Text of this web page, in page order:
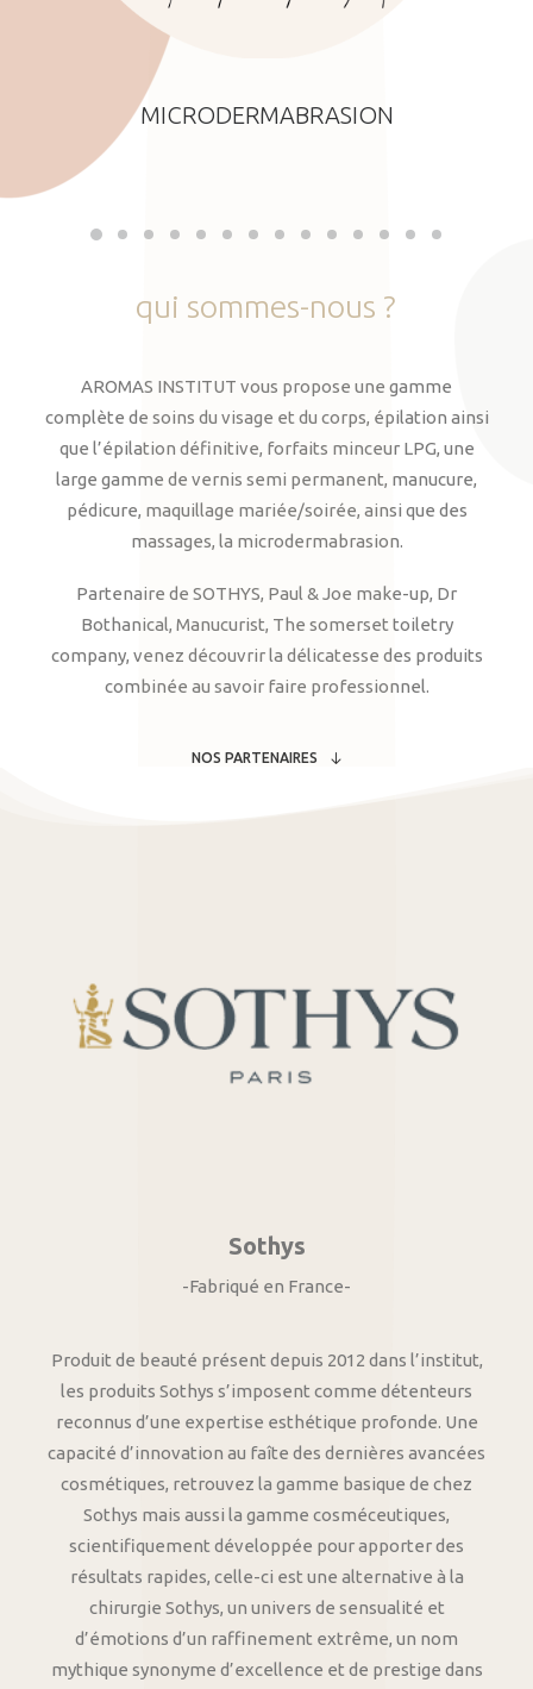
MICRODERMABRASION
qui sommes-nous ?
AROMAS INSTITUT vous propose une gamme
complète de soins du visage et du corps, épilation ainsi
que l’épilation définitive, forfaits minceur LPG, une
large gamme de vernis semi permanent, manucure,
pédicure, maquillage mariée/soirée, ainsi que des
massages, la microdermabrasion.
Partenaire de SOTHYS, Paul & Joe make-up, Dr
Bothanical, Manucurist, The somerset toiletry
company, venez découvrir la délicatesse des produits
combinée au savoir faire professionnel.
NOS PARTENAIRES
Sothys
-Fabriqué en France-
Produit de beauté présent depuis 2012 dans l’institut,
les produits Sothys s’imposent comme détenteurs
reconnus d’une expertise esthétique profonde. Une
capacité d’innovation au faîte des dernières avancées
cosmétiques, retrouvez la gamme basique de chez
Sothys mais aussi la gamme cosméceutiques,
scientifiquement développée pour apporter des
résultats rapides, celle-ci est une alternative à la
chirurgie Sothys, un univers de sensualité et
d’émotions d’un raffinement extrême, un nom
mythique synonyme d’excellence et de prestige dans